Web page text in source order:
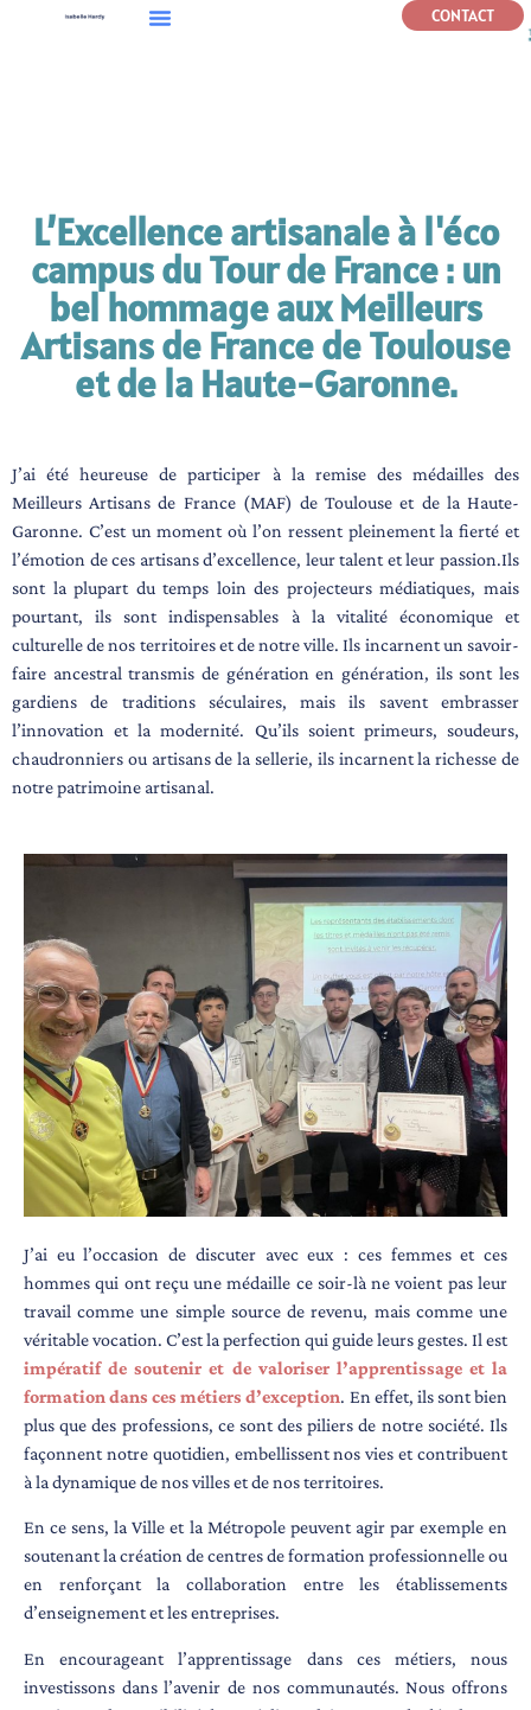
CONTACT
L’Excellence artisanale à l'éco
campus du Tour de France : un
bel hommage aux Meilleurs
Artisans de France de Toulouse
et de la Haute-Garonne.
J’ai été heureuse de participer à la remise des médailles des
Meilleurs Artisans de France (MAF) de Toulouse et de la Haute-
Garonne. C’est un moment où l’on ressent pleinement la fierté et
l’émotion de ces artisans d’excellence, leur talent et leur passion.Ils
sont la plupart du temps loin des projecteurs médiatiques, mais
pourtant, ils sont indispensables à la vitalité économique et
culturelle de nos territoires et de notre ville. Ils incarnent un savoir-
faire ancestral transmis de génération en génération, ils sont les
gardiens de traditions séculaires, mais ils savent embrasser
l’innovation et la modernité. Qu’ils soient primeurs, soudeurs,
chaudronniers ou artisans de la sellerie, ils incarnent la richesse de
notre patrimoine artisanal.
J’ai eu l’occasion de discuter avec eux : ces femmes et ces
hommes qui ont reçu une médaille ce soir-là ne voient pas leur
travail comme une simple source de revenu, mais comme une
véritable vocation. C’est la perfection qui guide leurs gestes. Il est
impératif de soutenir et de valoriser l’apprentissage et la
formation dans ces métiers d’exception. En effet, ils sont bien
plus que des professions, ce sont des piliers de notre société. Ils
façonnent notre quotidien, embellissent nos vies et contribuent
à la dynamique de nos villes et de nos territoires.
En ce sens, la Ville et la Métropole peuvent agir par exemple en
soutenant la création de centres de formation professionnelle ou
en renforçant la collaboration entre les établissements
d’enseignement et les entreprises.
En encourageant l’apprentissage dans ces métiers, nous
investissons dans l’avenir de nos communautés. Nous offrons